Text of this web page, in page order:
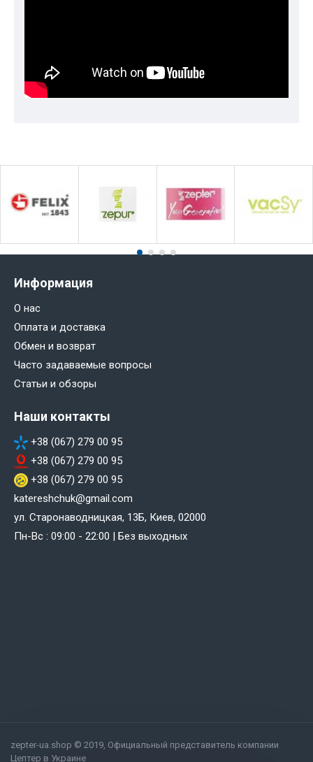
Информация
О нас
Оплата и доставка
Обмен и возврат
Часто задаваемые вопросы
Статьи и обзоры
Наши контакты
+38 (067) 279 00 95
+38 (067) 279 00 95
+38 (067) 279 00 95
katereshchuk@gmail.com
ул. Старонаводницкая, 13Б, Киев, 02000
Пн-Вс : 09:00 - 22:00 | Без выходных
zepter-ua.shop © 2019, Официальный представитель компании
Цептер в Украине